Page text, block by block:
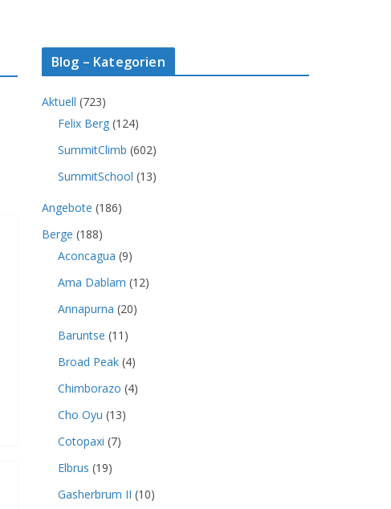
Blog – Kategorien
Aktuell (723)
Felix Berg (124)
SummitClimb (602)
SummitSchool (13)
Angebote (186)
Berge (188)
Aconcagua (9)
Ama Dablam (12)
Annapurna (20)
Baruntse (11)
Broad Peak (4)
Chimborazo (4)
Cho Oyu (13)
Cotopaxi (7)
Elbrus (19)
Gasherbrum II (10)